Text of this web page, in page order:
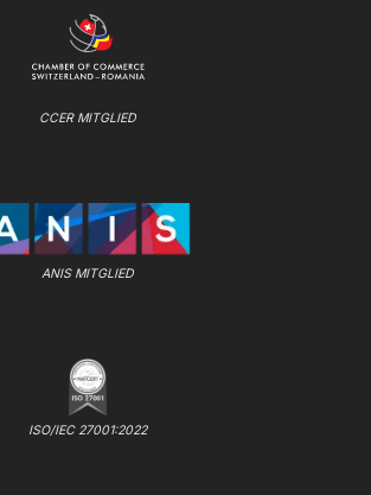
CCER MITGLIED
ANIS MITGLIED
ISO/IEC 27001:2022